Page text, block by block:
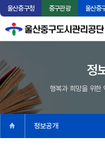
울산중구청 중구관광 울산중
정
행복과 희망을 위한
정보공개